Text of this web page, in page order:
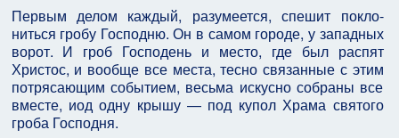
Первым делом каждый, разумеется, спешит покло­
ниться гробу Господню. Он в самом городе, у запад­ных
ворот. И гроб Господень и место, где был распят
Христос, и вообще все места, тесно связанные с этим
потрясающим событием, весьма искусно собраны все
вместе, иод одну крышу — под купол Храма святого
гроба Господня.